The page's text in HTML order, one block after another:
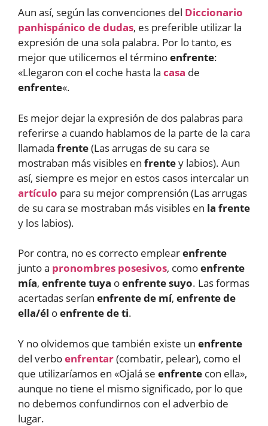
Aun así, según las convenciones del Diccionario
panhispánico de dudas, es preferible utilizar la
expresión de una sola palabra. Por lo tanto, es
mejor que utilicemos el términoenfrente:
«Llegaron con el coche hasta la casa de
enfrente«.
Es mejor dejar la expresión de dos palabras para
referirse a cuando hablamos de la parte de la cara
llamada frente(Las arrugas de su cara se
mostraban más visibles en frentey labios). Aun
así, siempre es mejor en estos casos intercalar un
artículo para su mejor comprensión (Las arrugas
de su cara se mostraban más visibles en la frente
y los labios).
Por contra, no es correcto emplearenfrente
junto a pronombres posesivos, comoenfrente
mía, enfrente tuya oenfrente suyo. Las formas
acertadas serían enfrente de mí, enfrente de
ella/él oenfrente de ti.
Y no olvidemos que también existe un enfrente
del verboenfrentar(combatir, pelear), como el
que utilizaríamos en «Ojalá se enfrente con ella»,
aunque no tiene el mismo significado, por lo que
no debemos confundirnos con el adverbio de
lugar.